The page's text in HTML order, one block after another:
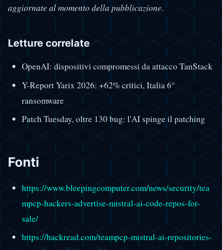
aggiornate al momento della pubblicazione.
Letture correlate
OpenAI: dispositivi compromessi da attacco TanStack
Y-Report Yarix 2026: +62% critici, Italia 6°
ransomware
Patch Tuesday, oltre 130 bug: l'AI spinge il patching
Fonti
https://www.bleepingcomputer.com/news/security/tea
mpcp-hackers-advertise-mistral-ai-code-repos-for-
sale/
https://hackread.com/teampcp-mistral-ai-repositories-